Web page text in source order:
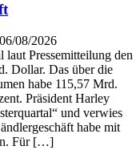
06/08/2026
Pressemitteilung den
Dollar. Das über die
habe 115,57 Mrd.
Präsident Harley
und verwies
habe mit
Für […]